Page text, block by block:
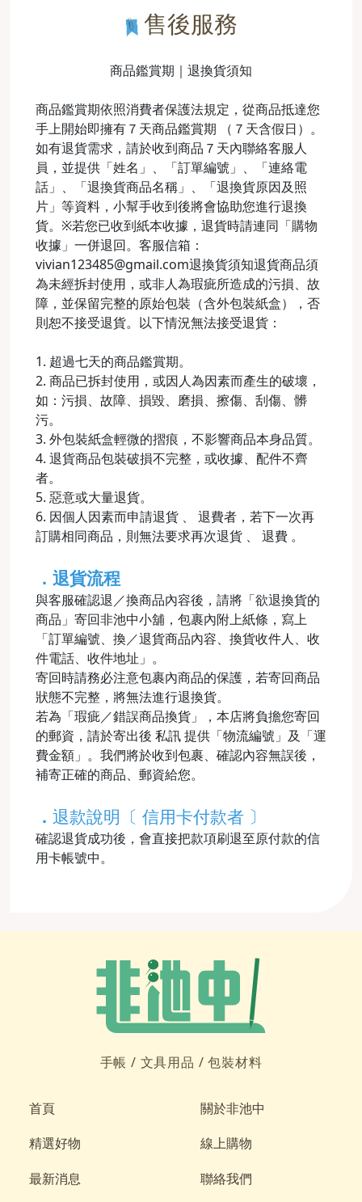
售後服務
商品鑑賞期｜退換貨須知
商品鑑賞期依照消費者保護法規定，從商品抵達您
手上開始即擁有７天商品鑑賞期 （７天含假日）。
如有退貨需求，請於收到商品７天內聯絡客服人
員，並提供「姓名」、「訂單編號」、「連絡電
話」、「退換貨商品名稱」、「退換貨原因及照
片」等資料，小幫手收到後將會協助您進行退換
貨。※若您已收到紙本收據，退貨時請連同「購物
收據」一併退回。客服信箱：
vivian123485@gmail.com退換貨須知退貨商品須
為未經拆封使用，或非人為瑕疵所造成的污損、故
障，並保留完整的原始包裝（含外包裝紙盒），否
則恕不接受退貨。以下情況無法接受退貨：
1. 超過七天的商品鑑賞期。
2. 商品已拆封使用，或因人為因素而產生的破壞，
如：污損、故障、損毀、磨損、擦傷、刮傷、髒
污。
3. 外包裝紙盒輕微的摺痕，不影響商品本身品質。
4. 退貨商品包裝破損不完整，或收據、配件不齊
者。
5. 惡意或大量退貨。
6. 因個人因素而申請退貨 、 退費者，若下一次再
訂購相同商品，則無法要求再次退貨 、 退費 。
．退貨流程
與客服確認退／換商品內容後，請將「欲退換貨的
商品」寄回非池中小舖，包裹內附上紙條，寫上
「訂單編號、換／退貨商品內容、換貨收件人、收
件電話、收件地址」。
寄回時請務必注意包裹內商品的保護，若寄回商品
狀態不完整，將無法進行退換貨。
若為「瑕疵／錯誤商品換貨」，本店將負擔您寄回
的郵資，請於寄出後 私訊 提供「物流編號」及「運
費金額」。我們將於收到包裹、確認內容無誤後，
補寄正確的商品、郵資給您。
． 退款說明〔 信用卡付款者 〕
確認退貨成功後，會直接把款項刷退至原付款的信
用卡帳號中。
手帳 / 文具用品 /包裝材料
首頁
關於非池中
精選好物
線上購物
最新消息
聯絡我們